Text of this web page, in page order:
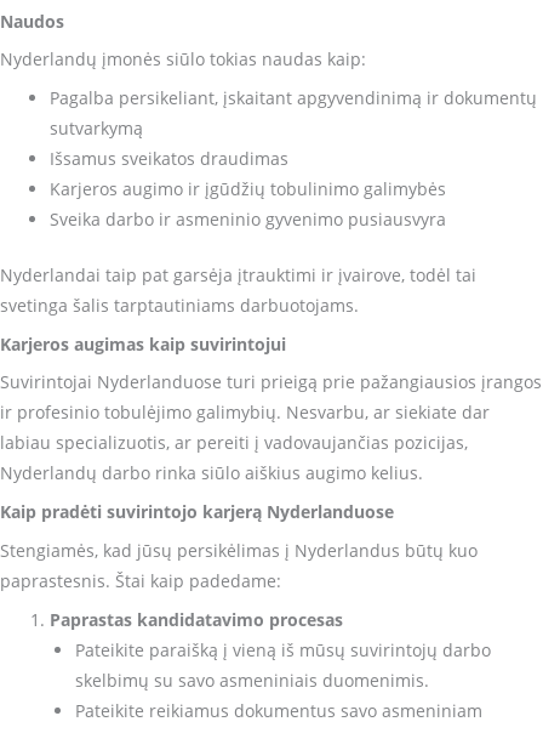
Naudos
Nyderlandų įmonės siūlo tokias naudas kaip:
Pagalba persikeliant, įskaitant apgyvendinimą ir dokumentų
sutvarkymą
Išsamus sveikatos draudimas
Karjeros augimo ir įgūdžių tobulinimo galimybės
Sveika darbo ir asmeninio gyvenimo pusiausvyra
Nyderlandai taip pat garsėja įtrauktimi ir įvairove, todėl tai
svetinga šalis tarptautiniams darbuotojams.
Karjeros augimas kaip suvirintojui
Suvirintojai Nyderlanduose turi prieigą prie pažangiausios įrangos
ir profesinio tobulėjimo galimybių. Nesvarbu, ar siekiate dar
labiau specializuotis, ar pereiti į vadovaujančias pozicijas,
Nyderlandų darbo rinka siūlo aiškius augimo kelius.
Kaip pradėti suvirintojo karjerą Nyderlanduose
Stengiamės, kad jūsų persikėlimas į Nyderlandus būtų kuo
paprastesnis. Štai kaip padedame:
Paprastas kandidatavimo procesas
Pateikite paraišką į vieną iš mūsų suvirintojų darbo
skelbimų su savo asmeniniais duomenimis.
Pateikite reikiamus dokumentus savo asmeniniam